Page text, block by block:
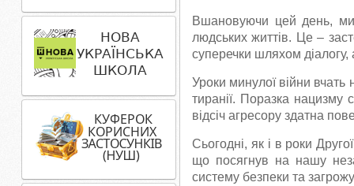
Вшановуючи цей день, ми
людських життів. Це –
суперечки шляхом діалогу,
Уроки минулої війни
тиранії. Поразка нацизму
відсіч агресору здатна
Сьогодні, як і в роки
що посягнув на нашу
систему безпеки та